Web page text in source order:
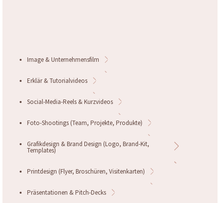
Image & Unternehmensfilm
Erklär & Tutorialvideos
Social-Media-Reels & Kurzvideos
Foto-Shootings (Team, Projekte, Produkte)
Grafikdesign & Brand Design (Logo, Brand-Kit,
Templates)
Printdesign (Flyer, Broschüren, Visitenkarten)
Präsentationen & Pitch-Decks